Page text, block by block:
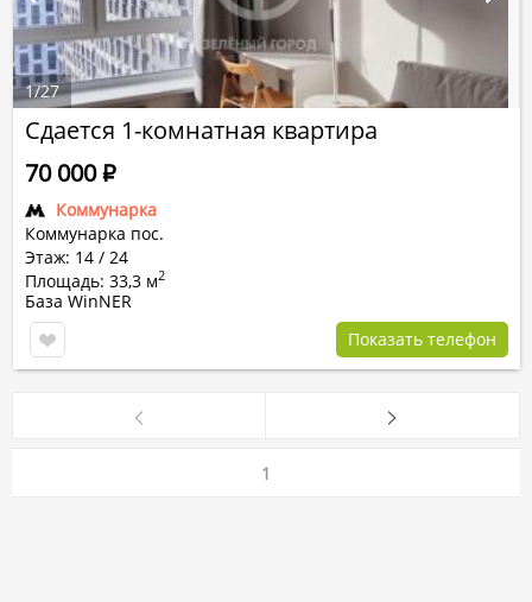
Сдается 1-комнатная квартира
Коммунарка
Коммунарка пос.
Этаж: 14 / 24
Площадь: 33,3 м2
70 000Р
База WinNER
Показать телефон
1/27
1